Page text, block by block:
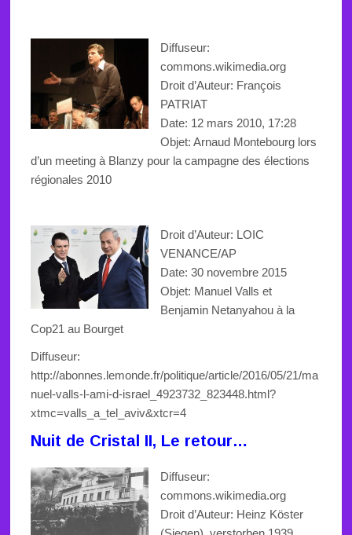
Diffuseur:
commons.wikimedia.org
Droit d’Auteur: François
PATRIAT
Date: 12 mars 2010, 17:28
Objet: Arnaud Montebourg lors
d’un meeting à Blanzy pour la campagne des élections
régionales 2010
Droit d’Auteur: LOIC
VENANCE/AP
Date: 30 novembre 2015
Objet: Manuel Valls et
Benjamin Netanyahou à la
Cop21 au Bourget
Diffuseur:
http://abonnes.lemonde.fr/politique/article/2016/05/21/ma
nuel-valls-l-ami-d-israel_4923732_823448.html?
xtmc=valls_a_tel_aviv&xtcr=4
Nuit de Cristal II, Le retour…
Diffuseur:
commons.wikimedia.org
Droit d’Auteur: Heinz Köster